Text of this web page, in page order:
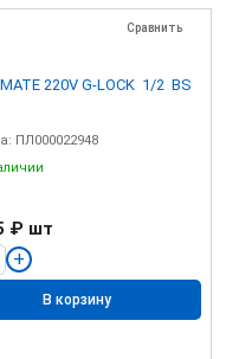
Сравнить
220V G-LOCK 1/2 BS
ПЛ000022948
₽ шт
В корзину